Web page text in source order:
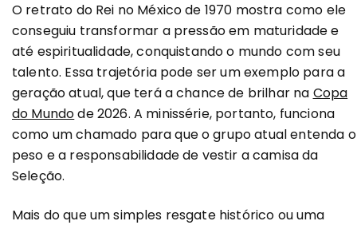
O retrato do Rei no México de 1970 mostra como ele
conseguiu transformar a pressão em maturidade e
até espiritualidade, conquistando o mundo com seu
talento. Essa trajetória pode ser um exemplo para a
geração atual, que terá a chance de brilhar na Copa
do Mundode 2026. A minissérie, portanto, funciona
como um chamado para que o grupo atual entenda o
peso e a responsabilidade de vestir a camisa da
Seleção.
Mais do que um simples resgate histórico ou uma